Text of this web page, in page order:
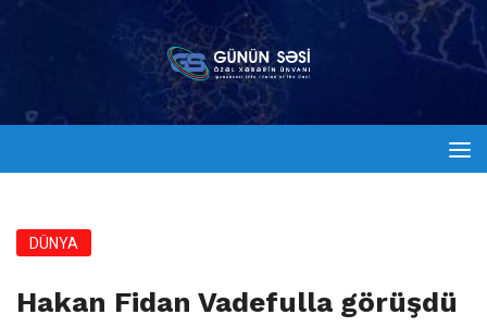
DÜNYA
Hakan Fidan Vadefulla görüşdü